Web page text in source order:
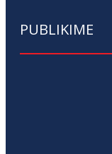
PUBLIKIME